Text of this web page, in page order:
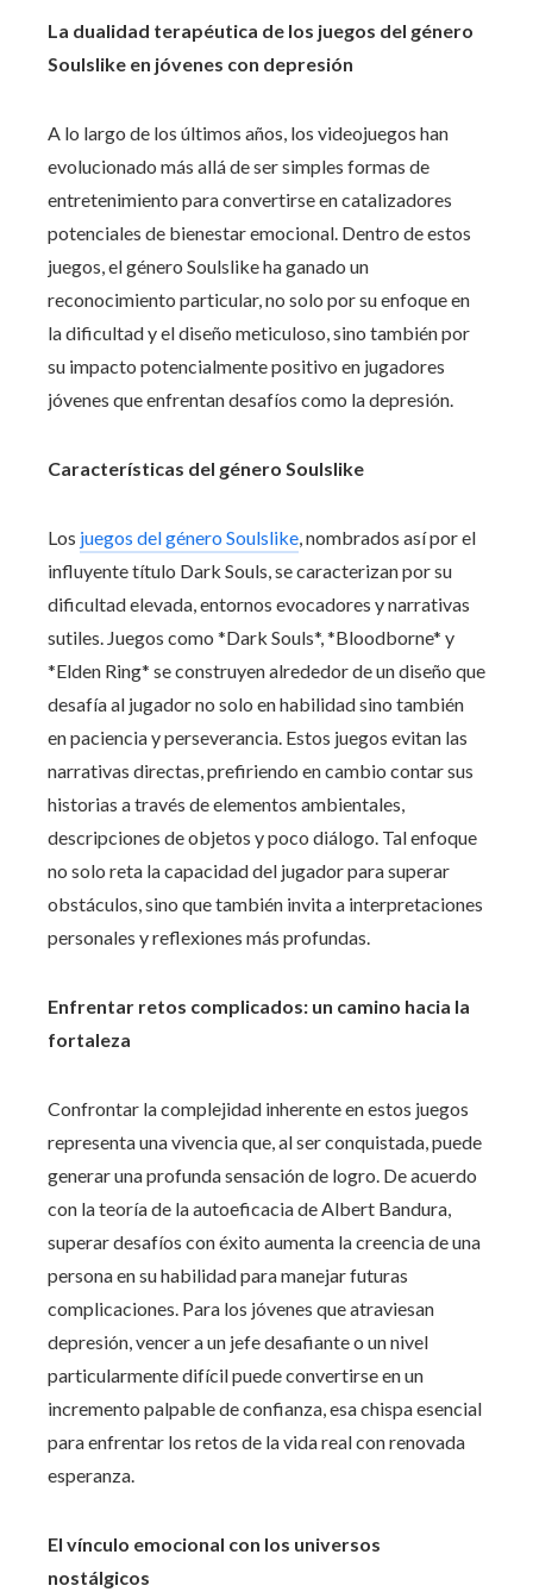
La dualidad terapéutica de los juegos del género
Soulslike en jóvenes con depresión
A lo largo de los últimos años, los videojuegos han
evolucionado más allá de ser simples formas de
entretenimiento para convertirse en catalizadores
potenciales de bienestar emocional. Dentro de estos
juegos, el género Soulslike ha ganado un
reconocimiento particular, no solo por su enfoque en
la dificultad y el diseño meticuloso, sino también por
su impacto potencialmente positivo en jugadores
jóvenes que enfrentan desafíos como la depresión.
Características del género Soulslike
Los juegos del género Soulslike , nombrados así por el
influyente título Dark Souls, se caracterizan por su
dificultad elevada, entornos evocadores y narrativas
sutiles. Juegos como *Dark Souls*, *Bloodborne* y
*Elden Ring* se construyen alrededor de un diseño que
desafía al jugador no solo en habilidad sino también
en paciencia y perseverancia. Estos juegos evitan las
narrativas directas, prefiriendo en cambio contar sus
historias a través de elementos ambientales,
descripciones de objetos y poco diálogo. Tal enfoque
no solo reta la capacidad del jugador para superar
obstáculos, sino que también invita a interpretaciones
personales y reflexiones más profundas.
Enfrentar retos complicados: un camino hacia la
fortaleza
Confrontar la complejidad inherente en estos juegos
representa una vivencia que, al ser conquistada, puede
generar una profunda sensación de logro. De acuerdo
con la teoría de la autoeficacia de Albert Bandura,
superar desafíos con éxito aumenta la creencia de una
persona en su habilidad para manejar futuras
complicaciones. Para los jóvenes que atraviesan
depresión, vencer a un jefe desafiante o un nivel
particularmente difícil puede convertirse en un
incremento palpable de confianza, esa chispa esencial
para enfrentar los retos de la vida real con renovada
esperanza.
El vínculo emocional con los universos
nostálgicos